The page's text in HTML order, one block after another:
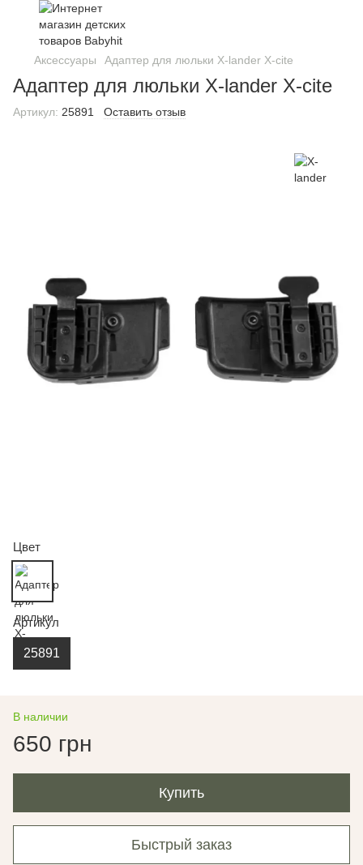
Аксессуары Адаптер для люльки X-lander X-cite
Адаптер для люльки X-lander X-cite
Артикул: 25891 Оставить отзыв
Цвет
Артикул
25891
В наличии
650 грн
Купить
Быстрый заказ